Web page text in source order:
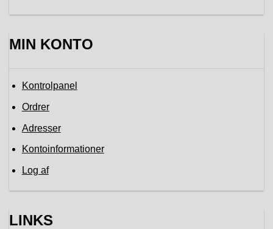
MIN KONTO
Kontrolpanel
Ordrer
Adresser
Kontoinformationer
Log af
LINKS